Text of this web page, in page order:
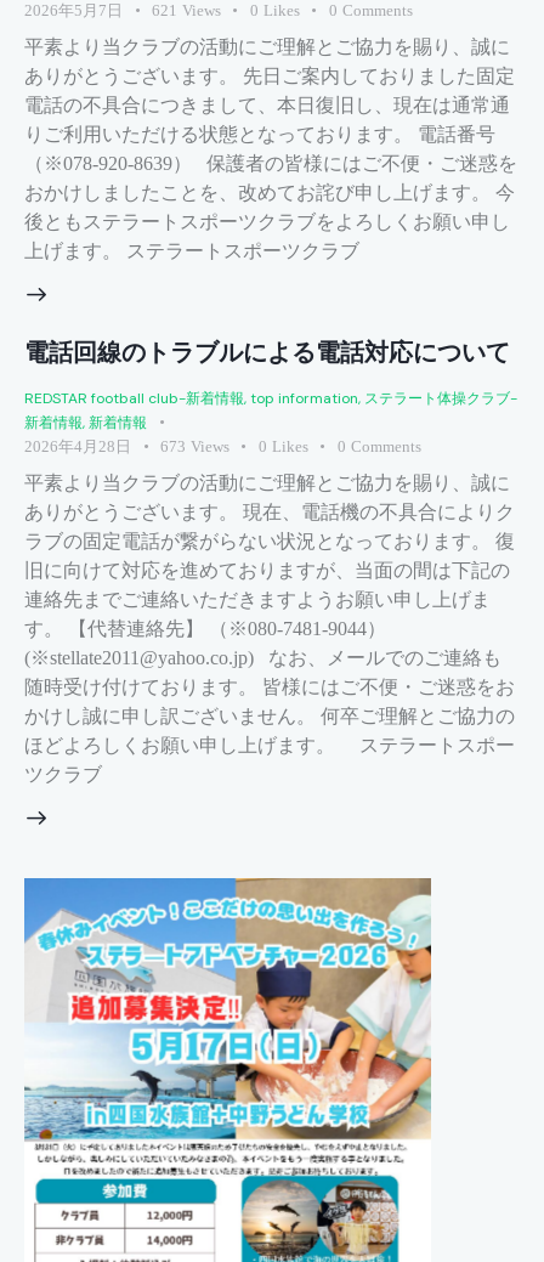
2026年5月7日 621 Views 0 Likes 0 Comments
平素より当クラブの活動にご理解とご協力を賜り、誠に
ありがとうございます。 先日ご案内しておりました固定
電話の不具合につきまして、本日復旧し、現在は通常通
りご利用いただける状態となっております。 電話番号
（※078-920-8639） 保護者の皆様にはご不便・ご迷惑を
おかけしましたことを、改めてお詫び申し上げます。 今
後ともステラートスポーツクラブをよろしくお願い申し
上げます。 ステラートスポーツクラブ
電話回線のトラブルによる電話対応について
REDSTAR football club-新着情報,top information, ステラート体操クラブ-
新着情報,新着情報
2026年4月28日 673 Views 0 Likes 0 Comments
平素より当クラブの活動にご理解とご協力を賜り、誠に
ありがとうございます。 現在、電話機の不具合によりク
ラブの固定電話が繋がらない状況となっております。 復
旧に向けて対応を進めておりますが、当面の間は下記の
連絡先までご連絡いただきますようお願い申し上げま
す。 【代替連絡先】 （※080-7481-9044）
(※stellate2011@yahoo.co.jp) なお、メールでのご連絡も
随時受け付けております。 皆様にはご不便・ご迷惑をお
かけし誠に申し訳ございません。 何卒ご理解とご協力の
ほどよろしくお願い申し上げます。 ステラートスポー
ツクラブ